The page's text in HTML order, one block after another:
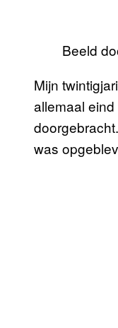
Beeld
Mijn
allemaal
was